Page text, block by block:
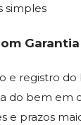
simples
Garantia
e registro
do bem em
e prazos